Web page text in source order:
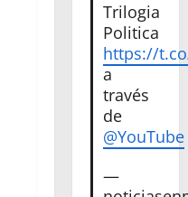
Trilogia
Politica
https://
a
través
de
@YouTube
—